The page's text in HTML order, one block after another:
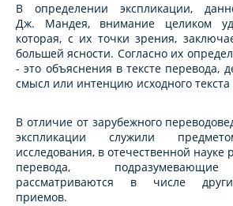
В определении экспликации,
Дж. Мандея, внимание целиком
которая, с их точки зрения,
большей ясности. Согласно их
- это объяснения в тексте перевода,
смысл или интенцию исходного текста
В отличие от зарубежного
экспликации служили
исследования, в отечественной
перевода,
рассматриваются в числе
приемов.